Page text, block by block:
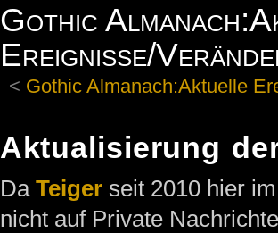
Gothic
Ereignisse/
< Gothic Almanach:Aktuelle
Aktualisierung
Da Teigerseit 2010 hier
nicht auf Private